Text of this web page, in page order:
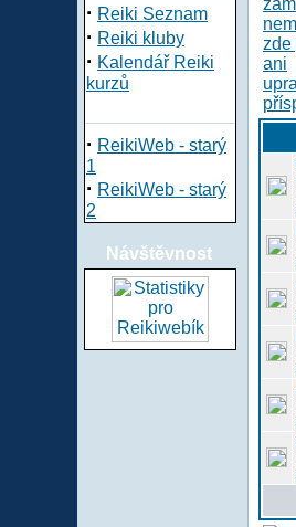
· Reiki Seznam
· Reiki kluby
· Kalendář Reiki
kurzů
· ReikiWeb - starý
1
· ReikiWeb - starý
2
Návštěvnost